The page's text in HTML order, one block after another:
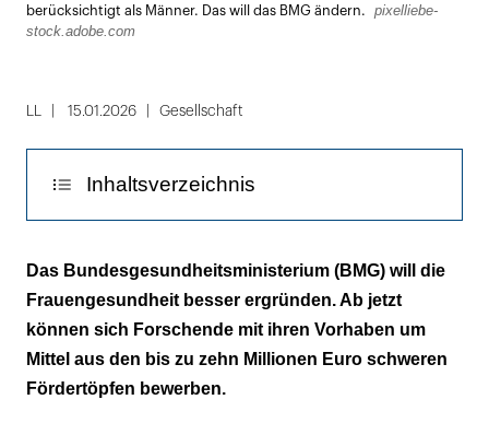
berücksichtigt als Männer. Das will das BMG ändern.
pixelliebe-
stock.adobe.com
15.01.2026 Gesellschaft
Inhaltsverzeichnis
Autoimmunkrankheiten treten bei Frauen viel
häufiger auf als bei Männern
Das Bundesgesundheitsministerium (BMG) will die
Frauengesundheit besser ergründen. Ab jetzt
können sich Forschende mit ihren Vorhaben um
Mittel aus den bis zu zehn Millionen Euro schweren
Fördertöpfen bewerben.